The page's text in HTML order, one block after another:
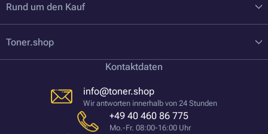
Rund um den Kauf
Toner.shop
Kontaktdaten
info@toner.shop
Wir antworten innerhalb von 24 Stunden
+49 40 460 86 775
Mo.-Fr. 08:00-16:00 Uhr